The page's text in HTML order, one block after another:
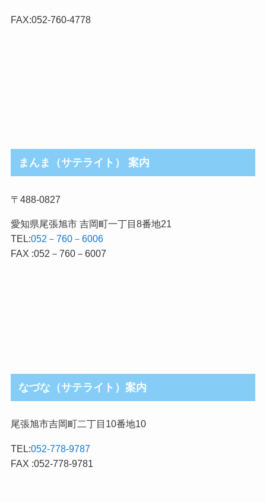
リ
FAX:052-760-4778
まんま（サテライト） 案内
〒488-0827
愛知県尾張旭市 吉岡町一丁目8番地21
TEL:052－760－6006
FAX :052－760－6007
なづな（サテライト）案内
尾張旭市吉岡町二丁目10番地10
TEL:052-778-9787
FAX :052-778-9781